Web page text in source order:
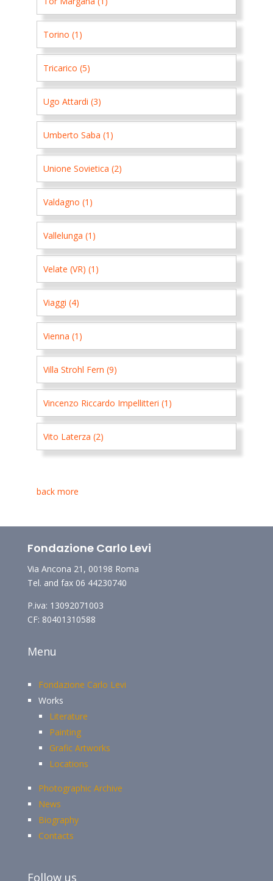
Torino (1)
Tricarico (5)
Ugo Attardi (3)
Umberto Saba (1)
Unione Sovietica (2)
Valdagno (1)
Vallelunga (1)
Velate (VR) (1)
Viaggi (4)
Vienna (1)
Villa Strohl Fern (9)
Vincenzo Riccardo Impellitteri (1)
Vito Laterza (2)
back more
Fondazione Carlo Levi
Via Ancona 21, 00198 Roma
Tel. and fax 06 44230740
P.iva: 13092071003
CF: 80401310588
Menu
Fondazione Carlo Levi
Works
Literature
Painting
Grafic Artworks
Locations
Photographic Archive
News
Biography
Contacts
Follow us